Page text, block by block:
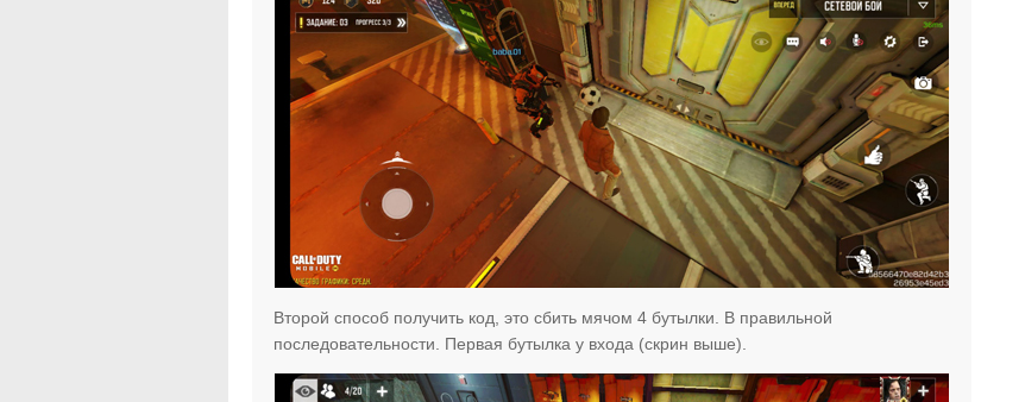
Второй способ получить код, это сбить мячом 4 бутылки. В правильной
последовательности. Первая бутылка у входа (скрин выше).